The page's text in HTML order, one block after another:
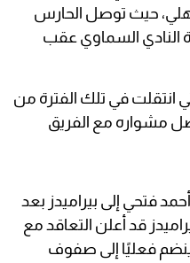
حيث توصل الحارس
النادي السماوي عقب
انتقلت في تلك الفترة من
مشواره مع الفريق
فتحي إلى بيراميدز بعد
قد أعلن التعاقد مع
2020، قبل أن ينضم فعليًا إلى صفوف